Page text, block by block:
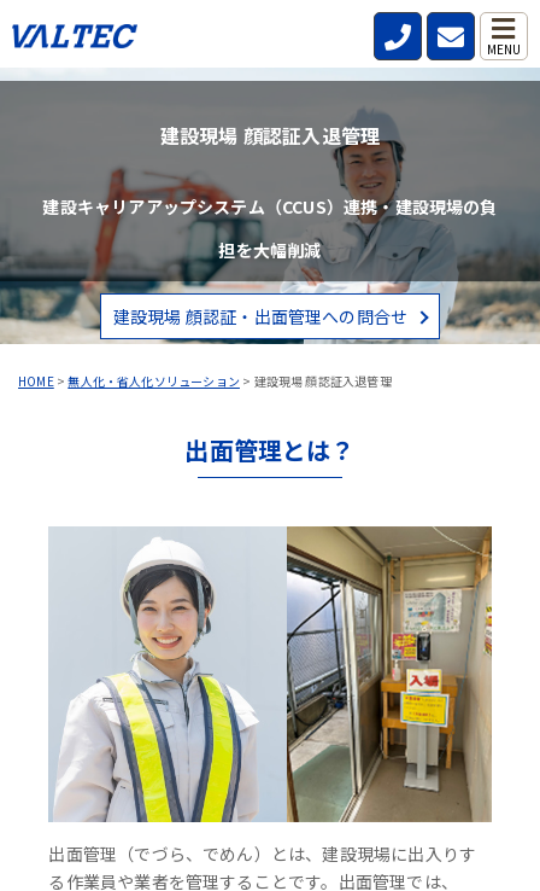
MENU
HOME>無人化・省人化ソリューション > 建設現場 顔認証入退管理
建設現場 顔認証入退管理
建設キャリアアップシステム（CCUS）連携・建設現場の負
担を大幅削減
建設現場 顔認証・出面管理への問合せ
出面管理とは？
出面管理（でづら、でめん）とは、建設現場に出入りす
る作業員や業者を管理することです。出面管理では、